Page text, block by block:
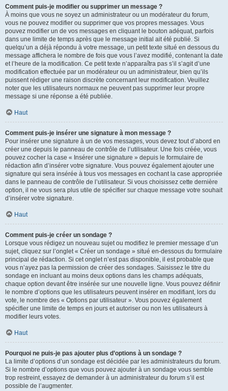
Comment puis-je modifier ou supprimer un message ?
À moins que vous ne soyez un administrateur ou un modérateur du forum,
vous ne pouvez modifier ou supprimer que vos propres messages. Vous
pouvez modifier un de vos messages en cliquant le bouton adéquat, parfois
dans une limite de temps après que le message initial ait été publié. Si
quelqu’un a déjà répondu à votre message, un petit texte situé en dessous du
message affichera le nombre de fois que vous l’avez modifié, contenant la date
et l’heure de la modification. Ce petit texte n’apparaîtra pas s’il s’agit d’une
modification effectuée par un modérateur ou un administrateur, bien qu’ils
puissent rédiger une raison discrète concernant leur modification. Veuillez
noter que les utilisateurs normaux ne peuvent pas supprimer leur propre
message si une réponse a été publiée.
Haut
Comment puis-je insérer une signature à mon message ?
Pour insérer une signature à un de vos messages, vous devez tout d’abord en
créer une depuis le panneau de contrôle de l’utilisateur. Une fois créée, vous
pouvez cocher la case « Insérer une signature » depuis le formulaire de
rédaction afin d’insérer votre signature. Vous pouvez également ajouter une
signature qui sera insérée à tous vos messages en cochant la case appropriée
dans le panneau de contrôle de l’utilisateur. Si vous choisissez cette dernière
option, il ne vous sera plus utile de spécifier sur chaque message votre souhait
d’insérer votre signature.
Haut
Comment puis-je créer un sondage ?
Lorsque vous rédigez un nouveau sujet ou modifiez le premier message d’un
sujet, cliquez sur l’onglet « Créer un sondage » situé en-dessous du formulaire
principal de rédaction. Si cet onglet n’est pas disponible, il est probable que
vous n’ayez pas la permission de créer des sondages. Saisissez le titre du
sondage en incluant au moins deux options dans les champs adéquats,
chaque option devant être insérée sur une nouvelle ligne. Vous pouvez définir
le nombre d’options que les utilisateurs peuvent insérer en modifiant, lors du
vote, le nombre des « Options par utilisateur ». Vous pouvez également
spécifier une limite de temps en jours et autoriser ou non les utilisateurs à
modifier leurs votes.
Haut
Pourquoi ne puis-je pas ajouter plus d’options à un sondage ?
La limite d’options d’un sondage est décidée par les administrateurs du forum.
Si le nombre d’options que vous pouvez ajouter à un sondage vous semble
trop restreint, essayez de demander à un administrateur du forum s’il est
possible de l’augmenter.